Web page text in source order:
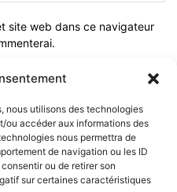
nous utilisons des technologies
ou accéder aux informations des
nous permettra de
de navigation ou les ID
ou de retirer son
sur certaines caractéristiques
site web dans ce navigateur